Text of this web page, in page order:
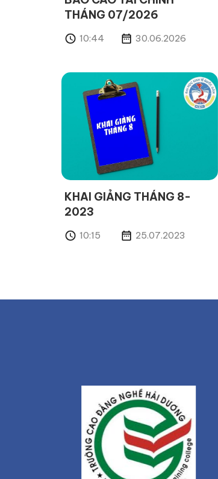
THÁNG 07/2026
10:44 30.06.2026
KHAI GIẢNG THÁNG 8-
2023
10:15 25.07.2023